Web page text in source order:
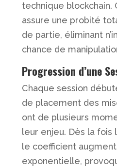
technique blockchain.
assure une probité
de partie, éliminant
chance de
Progression d’une
Chaque session
de placement des
ont de plusieurs
leur enjeu. Dès la
le coefficient
exponentielle,